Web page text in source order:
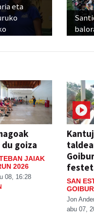
eta
goiza
JAIAK
2026
08, 16:28
SAN
Jon
abu 07,